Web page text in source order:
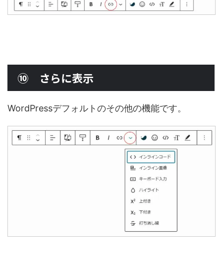
⑩ さらに表示
WordPressデフォルトのその他の機能です。